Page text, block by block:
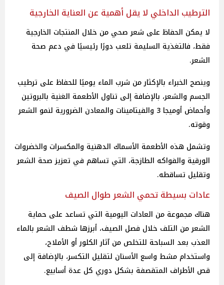
الترطيب الداخلي لا يقل أهمية عن العناية الخارجية
لا يمكن الحفاظ على شعر صحي من خلال المنتجات الخارجية
فقط، فالتغذية السليمة تلعب دورًا رئيسيًا في دعم صحة
الشعر.
وينصح الخبراء بالإكثار من شرب الماء يوميًا للحفاظ على ترطيب
الجسم والشعر، بالإضافة إلى تناول الأطعمة الغنية بالبروتين
وأحماض أوميجا 3 والفيتامينات والمعادن الضرورية لنمو الشعر
وقوته.
وتشمل هذه الأطعمة الأسماك الدهنية والمكسرات والخضروات
الورقية والفواكه الطازجة، التي تساهم في تعزيز صحة الشعر
وتقليل تساقطه.
عادات بسيطة تحمي الشعر طوال الصيف
هناك مجموعة من العادات اليومية التي تساعد على حماية
الشعر من التلف خلال فصل الصيف، أبرزها شطف الشعر بالماء
العذب بعد السباحة للتخلص من آثار الكلور أو الأملاح،
واستخدام مشط واسع الأسنان لتقليل التكسر، بالإضافة إلى
قص الأطراف المتقصفة بشكل دوري كل عدة أسابيع.